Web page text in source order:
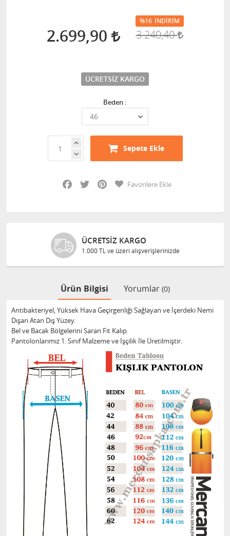
2.699,90
%16 İNDIRIM
3.240,40
ÜCRETSIZ KARGO
Beden :
Sepete Ekle
Facebook
Twitter PinterestFavorilere Ekle
ÜCRETSIZ KARGO
1.000 TL ve üzeri alışverişlerinizde
Ürün Bilgisi Yorumlar (0)
Antibakteriyel, Yüksek Hava Geçirgenliği Sağlayan ve İçerdeki Nemi
Dışarı Atan Dış Yüzey.
Bel ve Bacak Bölgelerini Saran Fit Kalıp.
Pantolonlarımız 1. Sınıf Malzeme ve İşçilik İle Üretilmiştir.